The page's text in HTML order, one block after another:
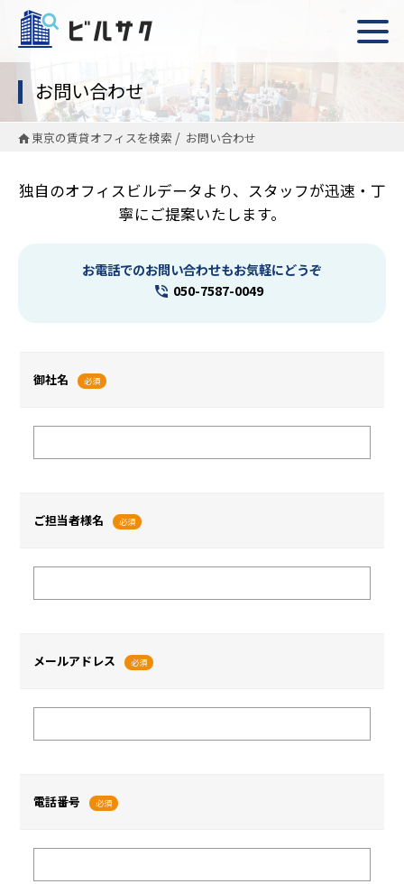
お問い合わせ
東京の賃貸オフィスを検索 お問い合わせ
独自のオフィスビルデータより、スタッフが迅速・丁
寧にご提案いたします。
お電話でのお問い合わせもお気軽にどうぞ
050-7587-0049
御社名 必須
ご担当者様名 必須
メールアドレス 必須
電話番号 必須